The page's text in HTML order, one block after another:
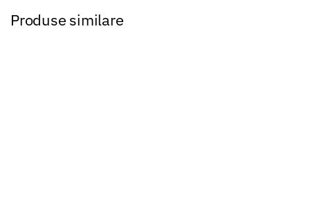
Produse similare